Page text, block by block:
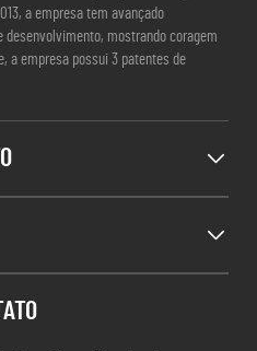
a empresa tem avançado
mostrando coragem
a empresa possui 3 patentes de